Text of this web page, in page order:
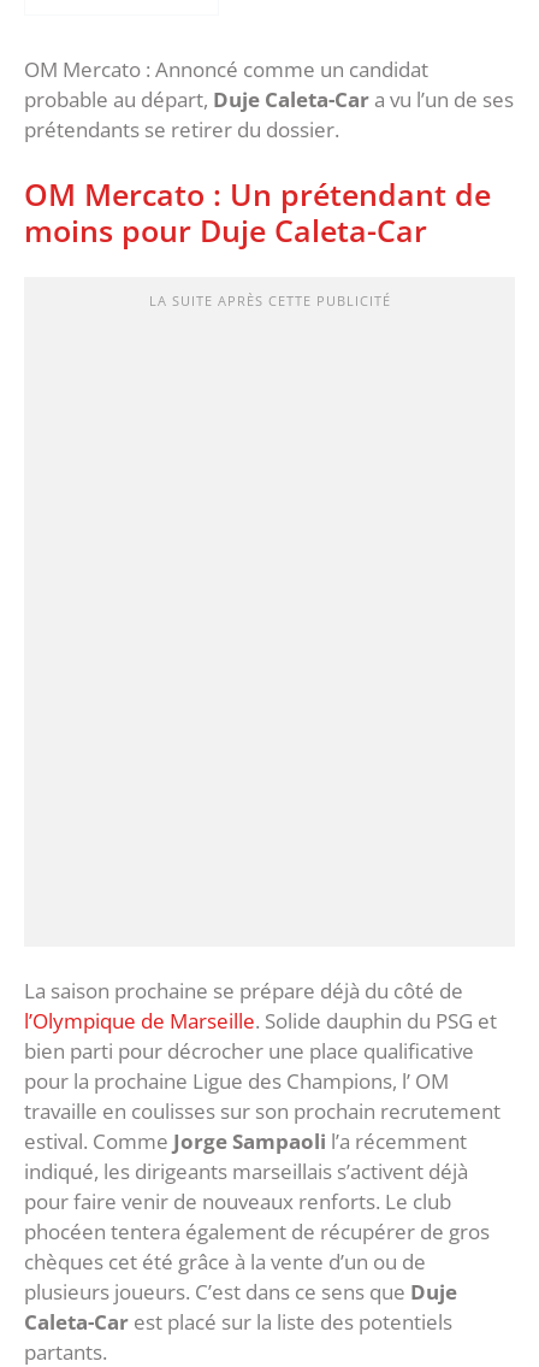
OM Mercato : Annoncé comme un candidat
probable au départ, Duje Caleta-Cara vu l’un de ses
prétendants se retirer du dossier.
OM Mercato : Un prétendant de
moins pour Duje Caleta-Car
LA SUITE APRÈS CETTE PUBLICITÉ
La saison prochaine se prépare déjà du côté de
l’Olympique de Marseille. Solide dauphin du PSG et
bien parti pour décrocher une place qualificative
pour la prochaine Ligue des Champions, l’ OM
travaille en coulisses sur son prochain recrutement
estival. Comme Jorge Sampaoli l’a récemment
indiqué, les dirigeants marseillais s’activent déjà
pour faire venir de nouveaux renforts. Le club
phocéen tentera également de récupérer de gros
chèques cet été grâce à la vente d’un ou de
plusieurs joueurs. C’est dans ce sens que Duje
Caleta-Car est placé sur la liste des potentiels
partants.